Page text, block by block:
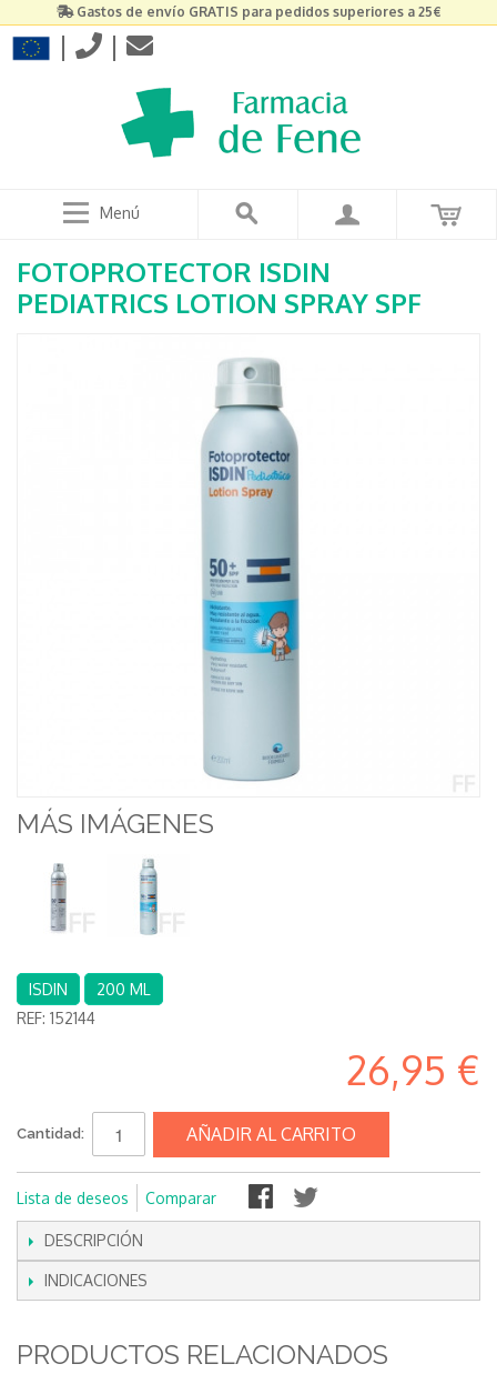
Gastos de envío GRATIS para pedidos superiores a 25€
| |
Menú
FOTOPROTECTOR ISDIN
PEDIATRICS LOTION SPRAY SPF
MÁS IMÁGENES
ISDIN
200 ML
REF: 152144
26,95 €
Cantidad: AÑADIR AL CARRITO
Lista de deseos Comparar
DESCRIPCIÓN
INDICACIONES
PRODUCTOS RELACIONADOS